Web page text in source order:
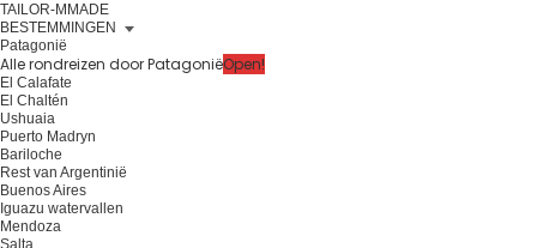
TAILOR-MMADE
BESTEMMINGEN
Patagonië
Alle rondreizen door PatagoniëOpen!
El Calafate
El Chaltén
Ushuaia
Puerto Madryn
Bariloche
Rest van Argentinië
Buenos Aires
Iguazu watervallen
Mendoza
Salta